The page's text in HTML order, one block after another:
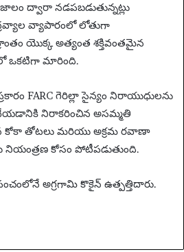
ద్వారా నడపబడుతున్నట్లు
వ్యాపారంలో లోతుగా
యొక్క అత్యంత శక్తివంతమైన
ఒకటిగా మారింది.
FARC గెరిల్లా సైన్యం నిరాయుధులను
నిరాకరించిన అసమ్మతి
తోటలు మరియు అక్రమ రవాణా
కోసం పోటీపడుతుంది.
అగ్రగామి కొకైన్ ఉత్పత్తిదారు.